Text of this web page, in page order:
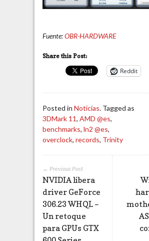
Fuente:OBR-HARDWARE
Share this Post:
Reddit
Posted in Noticias. Tagged as
3DMark 11, AMD @es,
benchmarks, ln2 @es,
overclock, records, Trinity
← Previous Post
NVIDIA libera
driver GeForce
306.23 WHQL –
Un retoque
para GPUs GTX